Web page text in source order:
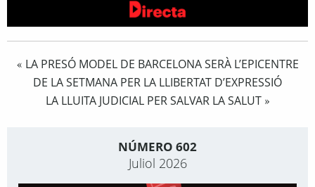
« LA PRESÓ MODEL DE BARCELONA SERÀ L’EPICENTRE
DE LA SETMANA PER LA LLIBERTAT D’EXPRESSIÓ
LA LLUITA JUDICIAL PER SALVAR LA SALUT»
NÚMERO 602
Juliol 2026